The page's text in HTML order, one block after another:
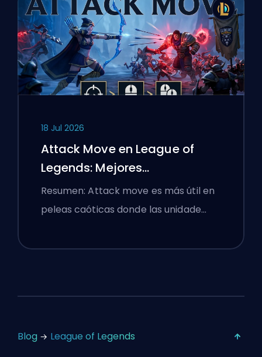
18 Jul 2026
Attack Move en League of
Legends: Mejores
Configuraciones
Resumen: Attack move es más útil en
peleas caóticas donde las unidade…
Blog League of Legends